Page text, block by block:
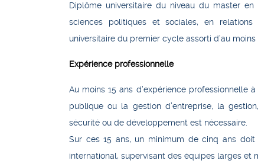
Diplôme universitaire du niveau du master
sciences politiques et sociales, en
universitaire du premier cycle assorti d’au
Expérience professionnelle
Au moins 15 ans d’expérience professionnelle
publique ou la gestion d’entreprise, la
sécurité ou de développement est nécessaire.
Sur ces 15 ans, un minimum de cinq ans
international, supervisant des équipes larges et